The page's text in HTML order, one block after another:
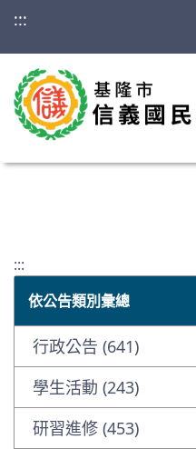
:::
:::
依公告類別彙總
行政公告 (641)
學生活動 (243)
研習進修 (453)